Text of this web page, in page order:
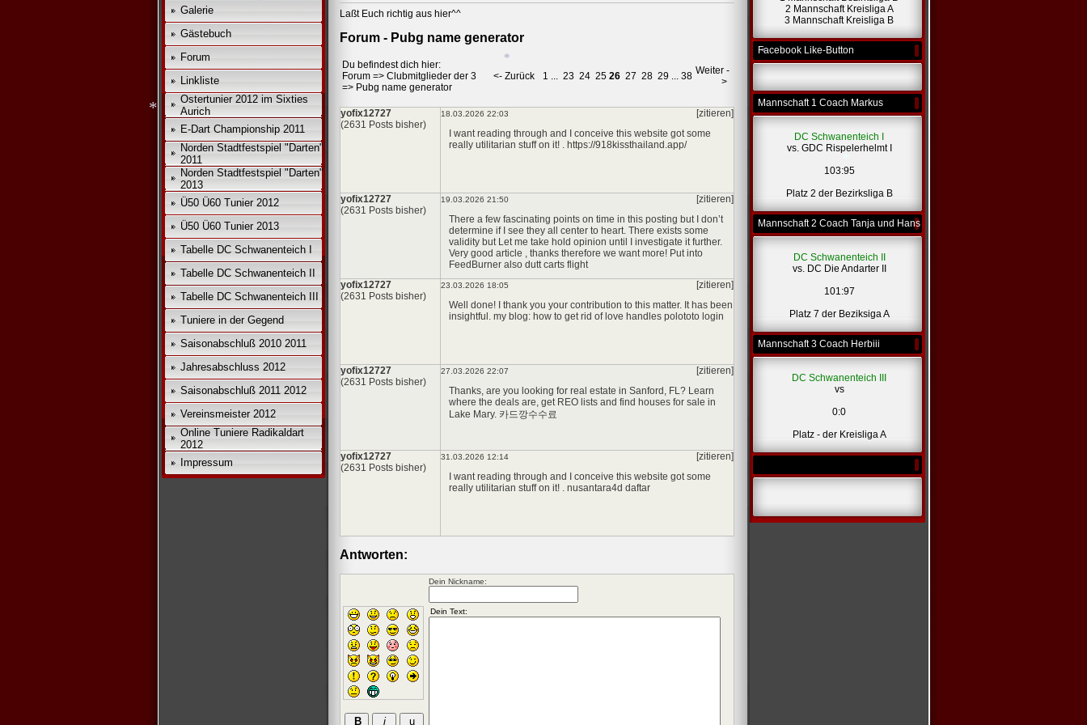
Galerie
Gästebuch
Forum
Linkliste
Ostertunier 2012 im Sixties
Aurich
E-Dart Championship 2011
Norden Stadtfestspiel "Darten"
2011
Norden Stadtfestspiel "Darten"
2013
Ü50 Ü60 Tunier 2012
Ü50 Ü60 Tunier 2013
Tabelle DC Schwanenteich I
Tabelle DC Schwanenteich II
Tabelle DC Schwanenteich III
Tuniere in der Gegend
Saisonabschluß 2010 2011
Jahresabschluss 2012
Saisonabschluß 2011 2012
Vereinsmeister 2012
Online Tuniere Radikaldart
2012
Impressum
Laßt Euch richtig aus hier^^
Forum - Pubg name generator
Du befindest dich hier:
Forum => Clubmitglieder der 3
=> Pubg name generator
<- Zurück 1 ... 23 24 25 26 27 28 29 ... 38 Weiter -
>
yofix12727
(2631 Posts bisher)
18.03.2026 22:03
[zitieren]
I want reading through and I conceive this website got some
really utilitarian stuff on it! . https://918kissthailand.app/
yofix12727
(2631 Posts bisher)
19.03.2026 21:50
[zitieren]
There a few fascinating points on time in this posting but I don’t
determine if I see they all center to heart. There exists some
validity but Let me take hold opinion until I investigate it further.
Very good article , thanks therefore we want more! Put into
FeedBurner also dutt carts flight
yofix12727
(2631 Posts bisher)
23.03.2026 18:05
[zitieren]
Well done! I thank you your contribution to this matter. It has been
insightful. my blog: how to get rid of love handles polototo login
yofix12727
(2631 Posts bisher)
27.03.2026 22:07
[zitieren]
Thanks, are you looking for real estate in Sanford, FL? Learn
where the deals are, get REO lists and find houses for sale in
Lake Mary. 카드깡수수료
yofix12727
(2631 Posts bisher)
31.03.2026 12:14
[zitieren]
I want reading through and I conceive this website got some
really utilitarian stuff on it! . nusantara4d daftar
Antworten:
Dein Nickname:
2 Mannschaft Kreisliga A
3 Mannschaft Kreisliga B
Facebook Like-Button
Mannschaft 1 Coach Markus
DC Schwanenteich I
vs. GDC Rispelerhelmt I
103:95
Platz 2 der Bezirksliga B
Mannschaft 2 Coach Tanja und Hans
DC Schwanenteich II
vs. DC Die Andarter II
101:97
Platz 7 der Beziksiga A
Mannschaft 3 Coach Herbiii
DC Schwanenteich III
vs
0:0
Platz - der Kreisliga A
*
*
*
*